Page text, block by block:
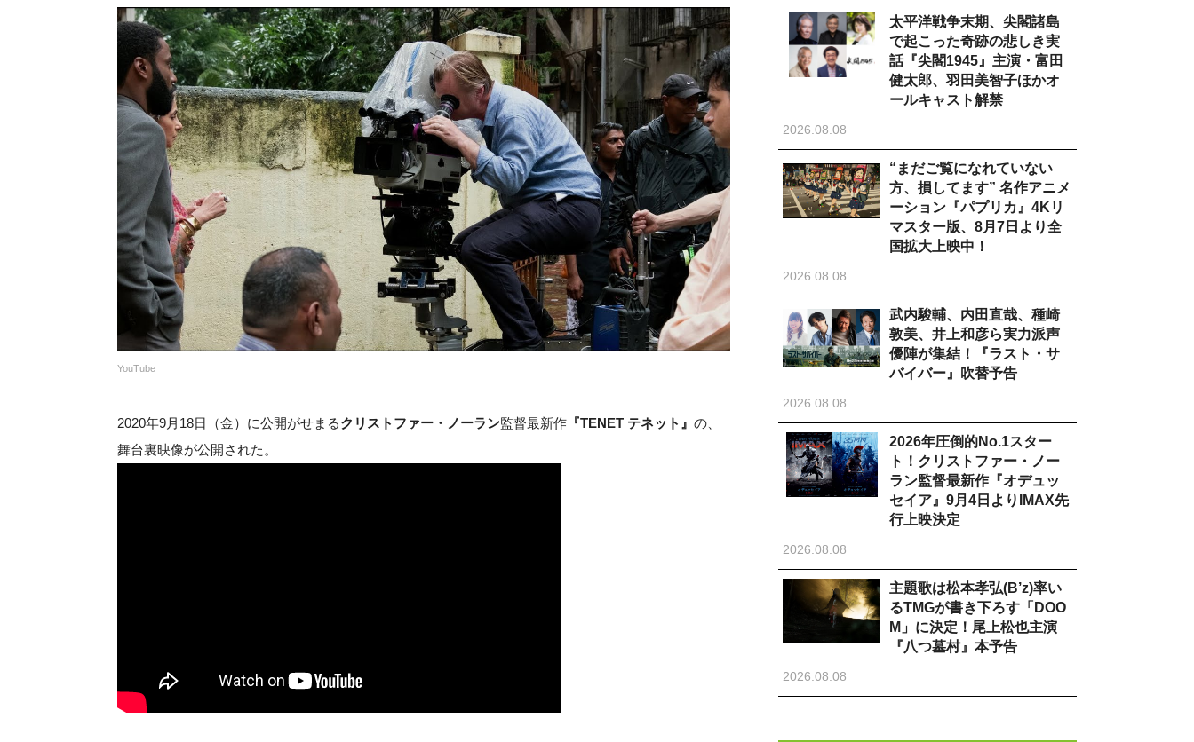
YouTube
2020年9月18日（金）に公開がせまるクリストファー・ノーラン監督最新作 『TENET テネット』 の、
舞台裏映像が公開された。
太平洋戦争末期、尖閣諸島
で起こった奇跡の悲しき実
話『尖閣1945』主演・富田
健太郎、羽田美智子ほかオ
ールキャスト解禁
2026.08.08
“まだご覧になれていない
方、損してます” 名作アニメ
ーション『パプリカ』4Kリ
マスター版、8月7日より全
国拡大上映中！
2026.08.08
武内駿輔、内田直哉、種崎
敦美、井上和彦ら実力派声
優陣が集結！『ラスト・サ
バイバー』吹替予告
2026.08.08
2026年圧倒的No.1スター
ト！クリストファー・ノー
ラン監督最新作『オデュッ
セイア』9月4日よりIMAX先
行上映決定
2026.08.08
主題歌は松本孝弘(B’z)率い
るTMGが書き下ろす「DOO
M」に決定！尾上松也主演
『八つ墓村』本予告
2026.08.08